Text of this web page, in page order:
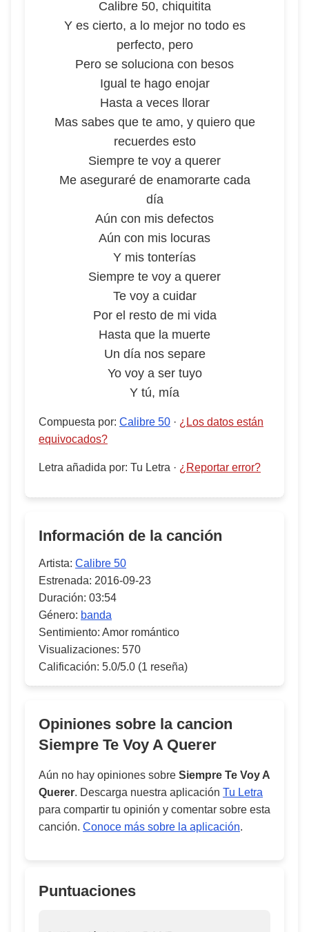
Calibre 50, chiquitita
Y es cierto, a lo mejor no todo es
perfecto, pero
Pero se soluciona con besos
Igual te hago enojar
Hasta a veces llorar
Mas sabes que te amo, y quiero que
recuerdes esto
Siempre te voy a querer
Me aseguraré de enamorarte cada
día
Aún con mis defectos
Aún con mis locuras
Y mis tonterías
Siempre te voy a querer
Te voy a cuidar
Por el resto de mi vida
Hasta que la muerte
Un día nos separe
Yo voy a ser tuyo
Y tú, mía
Compuesta por: Calibre 50 · ¿Los datos están
equivocados?
Letra añadida por: Tu Letra · ¿Reportar error?
Información de la canción
Artista: Calibre 50
Estrenada: 2016-09-23
Duración: 03:54
Género: banda
Sentimiento: Amor romántico
Visualizaciones: 570
Calificación: 5.0/5.0 (1 reseña)
Opiniones sobre la cancion
Siempre Te Voy A Querer
Aún no hay opiniones sobre Siempre Te Voy A
Querer. Descarga nuestra aplicación Tu Letra
para compartir tu opinión y comentar sobre esta
canción. Conoce más sobre la aplicación.
Puntuaciones